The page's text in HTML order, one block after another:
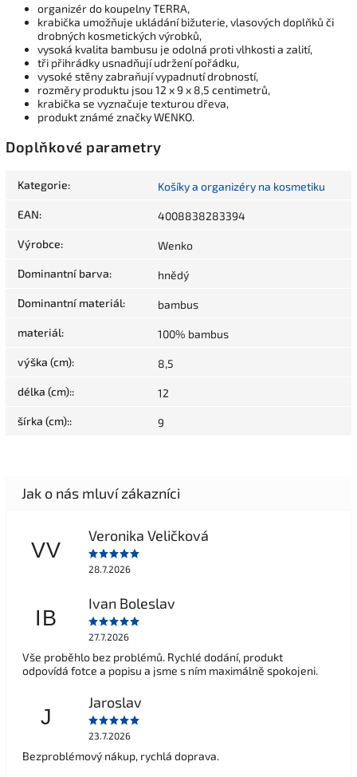
organizér do koupelny TERRA,
krabička umožňuje ukládání bižuterie, vlasových doplňků či
drobných kosmetických výrobků,
vysoká kvalita bambusu je odolná proti vlhkosti a zalití,
tři přihrádky usnadňují udržení pořádku,
vysoké stěny zabraňují vypadnutí drobností,
rozměry produktu jsou 12 x 9 x 8,5 centimetrů,
krabička se vyznačuje texturou dřeva,
produkt známé značky WENKO.
Doplňkové parametry
Kategorie: Košíky a organizéry na kosmetiku
EAN: 4008838283394
Výrobce: Wenko
Dominantní barva: hnědý
Dominantní materiál: bambus
materiál: 100% bambus
výška (cm): 8,5
délka (cm):: 12
šírka (cm):: 9
VV
Veronika Veličková
28.7.2026
IB
Ivan Boleslav
27.7.2026
Vše proběhlo bez problémů. Rychlé dodání, produkt
odpovídá fotce a popisu a jsme s ním maximálně spokojeni.
J
Jaroslav
23.7.2026
Bezproblémový nákup, rychlá doprava.